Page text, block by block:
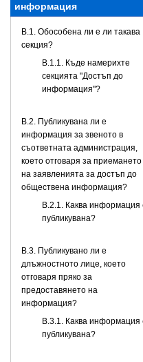
информация
В.1. Обособена ли е ли такава
секция?
В.1.1. Къде намерихте
секцията "Достъп до
информация"?
В.2. Публикувана ли е
информация за звеното в
съответната администрация,
което отговаря за приемането
на заявленията за достъп до
обществена информация?
B.2.1. Каква информация
публикувана?
В.3. Публикувано ли е
длъжностното лице, което
отговаря пряко за
предоставянето на
информация?
B.3.1. Каква информация
публикувана?